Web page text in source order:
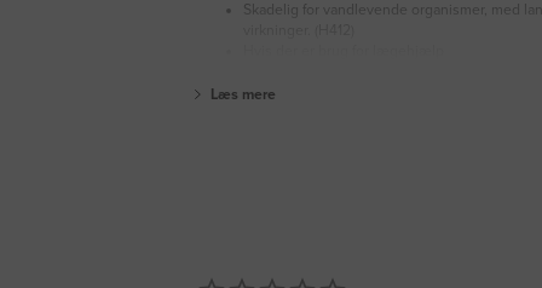
Skadelig for vandlevende organismer, med
Læs mere